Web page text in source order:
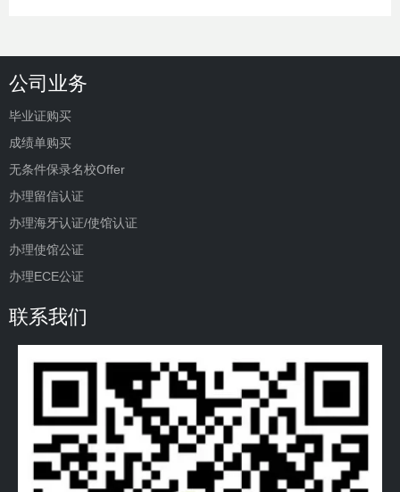
公司业务
毕业证购买
成绩单购买
无条件保录名校Offer
办理留信认证
办理海牙认证/使馆认证
办理使馆公证
办理ECE公证
联系我们